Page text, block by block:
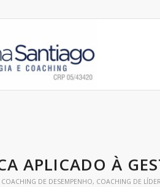
APLICADO À
COACHING DE DESEMPENHO, COACHING DE